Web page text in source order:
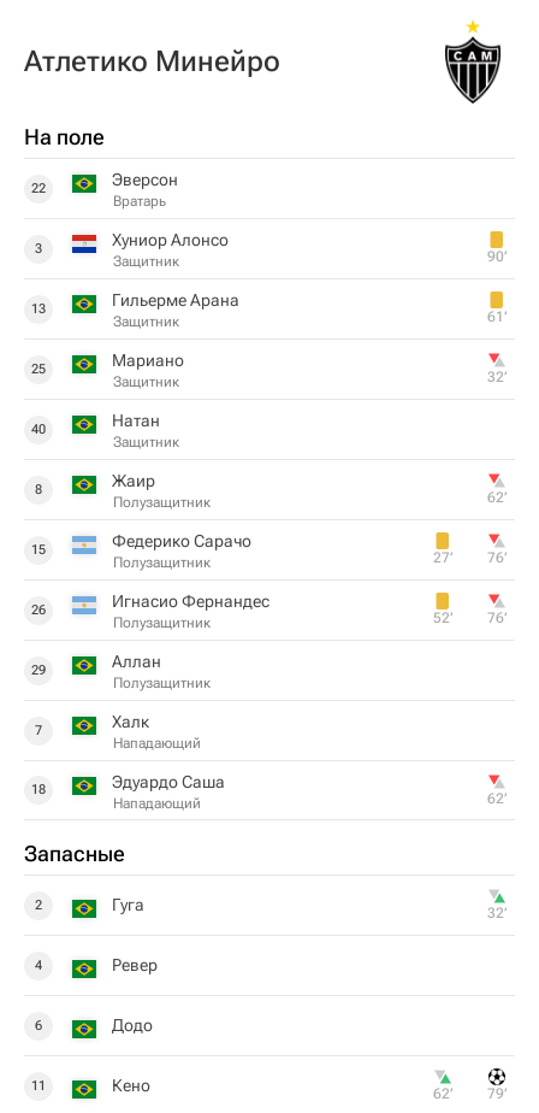
Атлетико Минейро
На поле
22 Эверсон
Вратарь
3 Хуниор Алонсо
Защитник 90‎’‎
13 Гильерме Арана
Защитник 61‎’‎
25 Мариано
Защитник 32‎’‎
40 Натан
Защитник
8 Жаир
Полузащитник 62‎’‎
15 Федерико Сарачо
Полузащитник 27‎’‎ 76‎’‎
26 Игнасио Фернандес
Полузащитник 52‎’‎ 76‎’‎
29 Аллан
Полузащитник
7 Халк
Нападающий
18 Эдуардо Саша
Нападающий 62‎’‎
Запасные
2 Гуга 32‎’‎
4 Ревер
6 Додо
11 Кено 62‎’‎ 79‎’‎